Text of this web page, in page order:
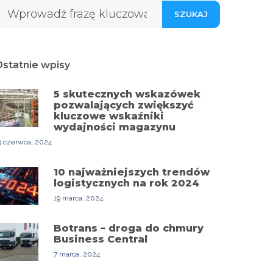
SZUKAJ
wpisy
5 skutecznych wskazówek
pozwalających zwiększyć
kluczowe wskaźniki
wydajności magazynu
czerwca, 2024
10 najważniejszych trendów
logistycznych na rok 2024
19 marca, 2024
Botrans – droga do chmury
Business Central
7 marca, 2024